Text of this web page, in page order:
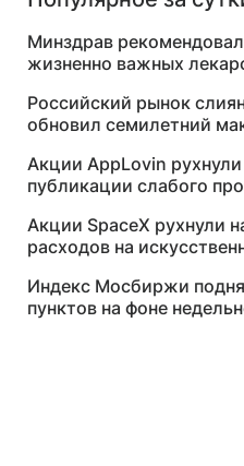
Минздрав
жизненно важных
Российский рынок
обновил семилетний
Акции AppLovin рухнули
публикации слабого
Акции SpaceX рухнули
расходов на
Индекс Мосбиржи
пунктов на фоне